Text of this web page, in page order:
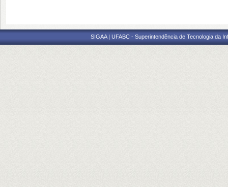
SIGAA | UFABC - Superintendência de Tecnologia da